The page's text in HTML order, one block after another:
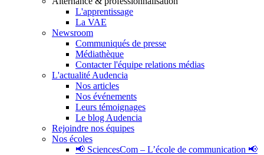
L'apprentissage
La VAE
Newsroom
Communiqués de presse
Médiathèque
Contacter l'équipe relations médias
L'actualité Audencia
Nos articles
Nos événements
Leurs témoignages
Le blog Audencia
Rejoindre nos équipes
Nos écoles
📢 SciencesCom – L’école de communication 📢